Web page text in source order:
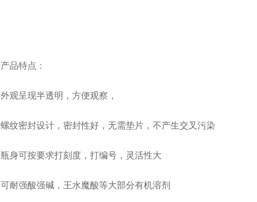
产品特点：
外观呈现半透明，方便观察，
螺纹密封设计，密封性好，无需垫片，不产生交叉污染
瓶身可按要求打刻度，打编号，灵活性大
可耐强酸强碱，王水魔酸等大部分有机溶剂